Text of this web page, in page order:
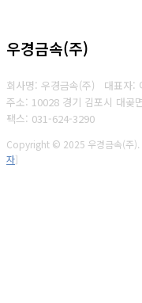
우경금속(주)
회사명: 우경금속(주) 대표자:
주소: 10028 경기 김포시 대곶
팩스: 031-624-3290
Copyright © 2025 우경금속(주).
자]